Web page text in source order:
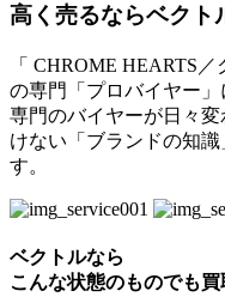
高く売るならベクト
「 CHROME HEARTS
の専門「プロバイヤー」
専門のバイヤーが日々
けない「ブランドの知
す。
ベクトルなら
こんな状態のものでも買